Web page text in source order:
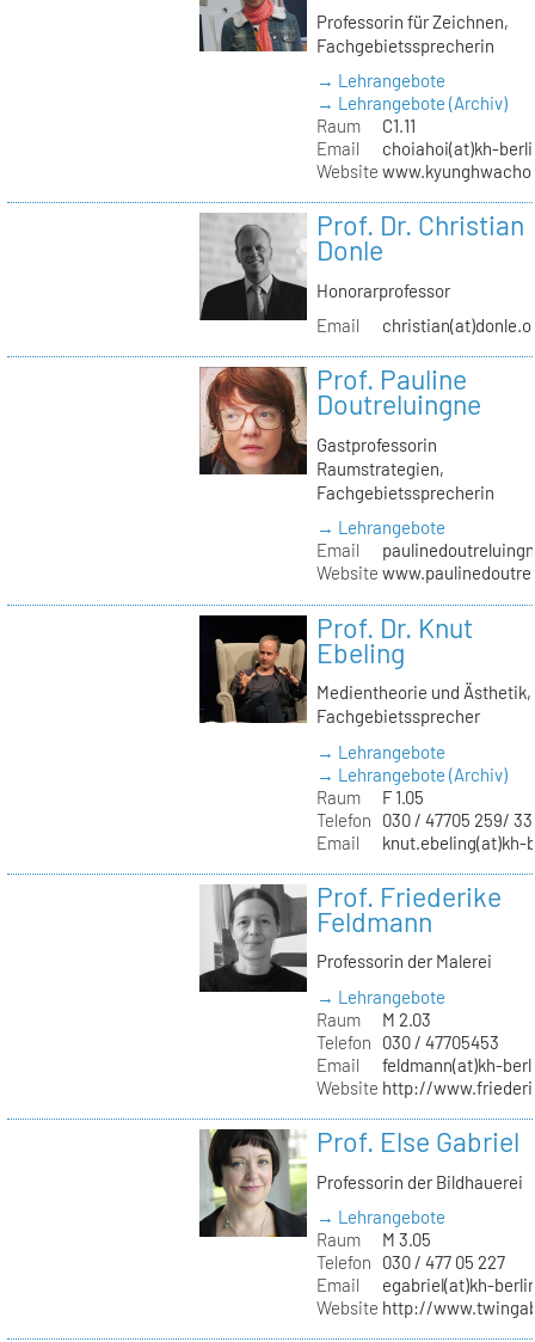
Professorin für Zeichnen,
Fachgebietssprecherin
→ Lehrangebote
→ Lehrangebote (Archiv)
Raum
C1.11
Email
choiahoi(at)kh-
Website
Prof. Dr. Christian
Donle
Honorarprofessor
Email
Prof. Pauline
Doutreluingne
Gastprofessorin
Raumstrategien,
Fachgebietssprecherin
→ Lehrangebote
Email
Website
Prof. Dr. Knut
Ebeling
Medientheorie und Ästhetik,
Fachgebietssprecher
→ Lehrangebote
→ Lehrangebote (Archiv)
Raum
F 1.05
Telefon
030 / 47705 259/
Email
knut.ebeling(at)kh-
Prof. Friederike
Feldmann
Professorin der Malerei
→ Lehrangebote
Raum
M 2.03
Telefon
030 / 47705453
Email
feldmann(at)kh-
Website http://
Prof. Else Gabriel
Professorin der Bildhauerei
→ Lehrangebote
Raum
M 3.05
Telefon
030 / 477 05 227
Email
egabriel(at)kh-
Website http://